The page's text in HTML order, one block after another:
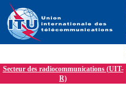
Secteur des radiocommunications (UIT-
R)